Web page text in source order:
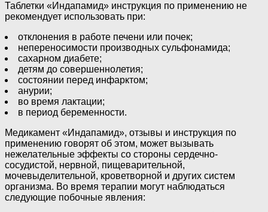
Таблетки «Индапамид» инструкция по применению не
рекомендует использовать при:
отклонения в работе печени или почек;
непереносимости производных сульфонамида;
сахарном диабете;
детям до совершеннолетия;
состоянии перед инфарктом;
анурии;
во время лактации;
в период беременности.
Медикамент «Индапамид», отзывы и инструкция по
применению говорят об этом, может вызывать
нежелательные эффекты со стороны сердечно-
сосудистой, нервной, пищеварительной,
мочевыделительной, кроветворной и других систем
организма. Во время терапии могут наблюдаться
следующие побочные явления: